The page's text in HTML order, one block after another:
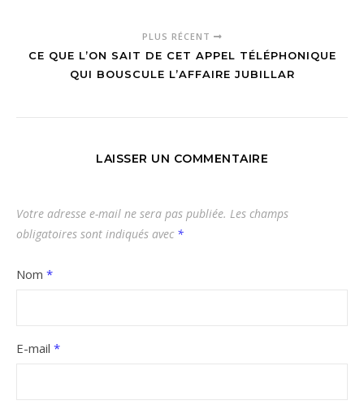
PLUS RÉCENT
CE QUE L’ON SAIT DE CET APPEL TÉLÉPHONIQUE
QUI BOUSCULE L’AFFAIRE JUBILLAR
LAISSER UN COMMENTAIRE
Votre adresse e-mail ne sera pas publiée. Les champs
obligatoires sont indiqués avec *
Nom *
E-mail *